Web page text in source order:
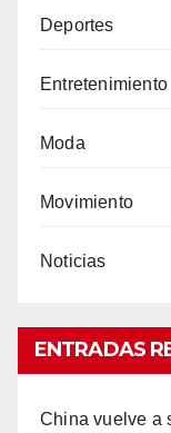
Deportes
Entretenimiento
Moda
Movimiento
Noticias
ENTRADAS
China vuelve a